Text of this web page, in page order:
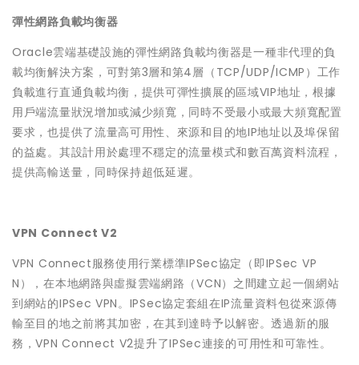
彈性網路負載均衡器
Oracle雲端基礎設施的彈性網路負載均衡器是一種非代理的負
載均衡解決方案，可對第3層和第4層（TCP/UDP/ICMP）工作
負載進行直通負載均衡，提供可彈性擴展的區域VIP地址，根據
用戶端流量狀況增加或減少頻寬，同時不受最小或最大頻寬配置
要求，也提供了流量高可用性、來源和目的地IP地址以及埠保留
的益處。其設計用於處理不穩定的流量模式和數百萬資料流程，
提供高輸送量，同時保持超低延遲。
VPN Connect V2
VPN Connect服務使用行業標準IPSec協定（即IPSec VP
N），在本地網路與虛擬雲端網路（VCN）之間建立起一個網站
到網站的IPSec VPN。IPSec協定套組在IP流量資料包從來源傳
輸至目的地之前將其加密，在其到達時予以解密。透過新的服
務，VPN Connect V2提升了IPSec連接的可用性和可靠性。